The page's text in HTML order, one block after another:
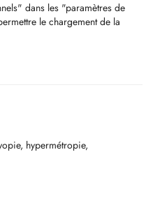
dans les "paramètres de
le chargement de la
hypermétropie,